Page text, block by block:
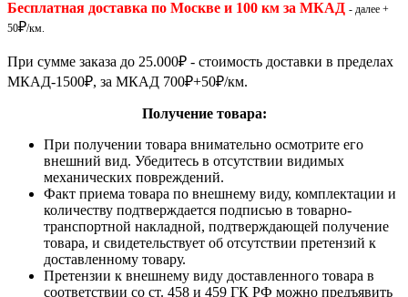
Бесплатная доставка по Москве и 100 км за МКАД - далее +
50₽/км.
При сумме заказа до 25.000₽ - стоимость доставки в пределах
МКАД-1500₽, за МКАД 700₽+50₽/км.
Получение товара:
При получении товара внимательно осмотрите его
внешний вид. Убедитесь в отсутствии видимых
механических повреждений.
Факт приема товара по внешнему виду, комплектации и
количеству подтверждается подписью в товарно-
транспортной накладной, подтверждающей получение
товара, и свидетельствует об отсутствии претензий к
доставленному товару.
Претензии к внешнему виду доставленного товара в
соответствии со ст. 458 и 459 ГК РФ можно предъявить